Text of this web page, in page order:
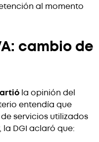
al momento
cambio de
la opinión del
entendía que
servicios utilizados
DGI aclaró que: